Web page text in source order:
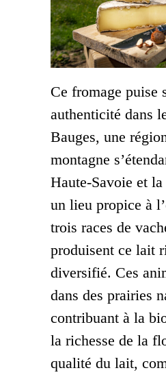
Ce fromage puise
authenticité dans
Bauges, une
montagne
Haute-Savoie et la
un lieu propice à
trois races de
produisent ce lait
diversifié. Ces
dans des prairies
contribuant à la
la richesse de la
qualité du lait,